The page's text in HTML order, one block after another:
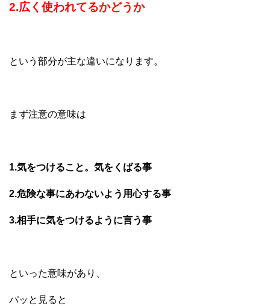
2.広く使われてるかどうか
という部分が主な違いになります。
まず注意の意味は
1.気をつけること。気をくばる事
2.危険な事にあわないよう用心する事
3.相手に気をつけるように言う事
といった意味があり、
パッと見ると